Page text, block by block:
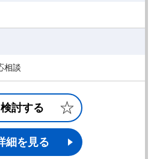
相談
検討する
細を見る